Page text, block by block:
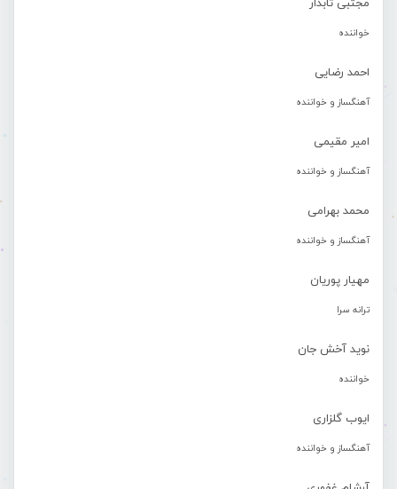
مجتبی تابدار
خواننده
احمد رضایی
آهنگساز و خواننده
امیر مقیمی
آهنگساز و خواننده
محمد بهرامی
آهنگساز و خواننده
مهیار پوریان
ترانه سرا
نوید آخش جان
خواننده
ایوب گلزاری
آهنگساز و خواننده